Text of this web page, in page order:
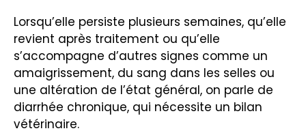
Lorsqu’elle persiste plusieurs semaines, qu’elle
revient après traitement ou qu’elle
s’accompagne d’autres signes comme un
amaigrissement, du sang dans les selles ou
une altération de l’état général, on parle de
diarrhée chronique, qui nécessite un bilan
vétérinaire.